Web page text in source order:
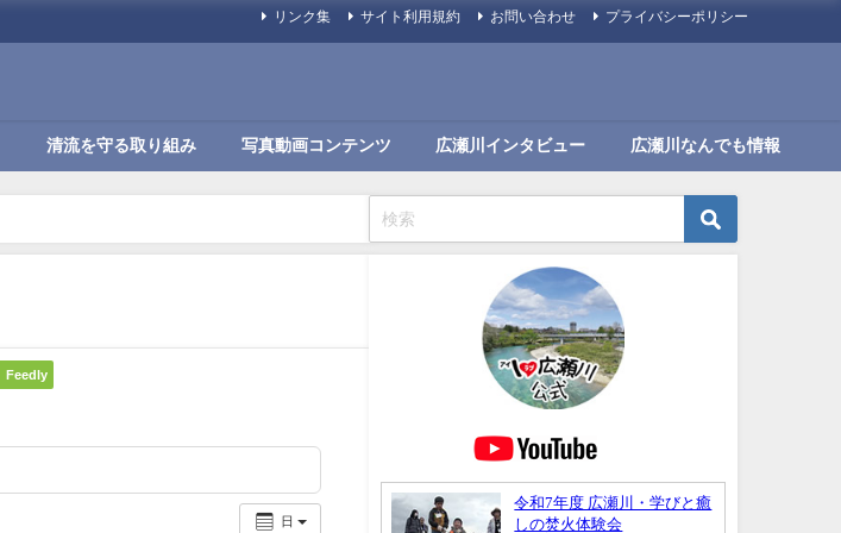
リンク集 サイト利用規約 お問い合わせ プライバシーポリシー
清流を守る取り組み 写真動画コンテンツ 広瀬川インタビュー 広瀬川なんでも情報
Feedly
日